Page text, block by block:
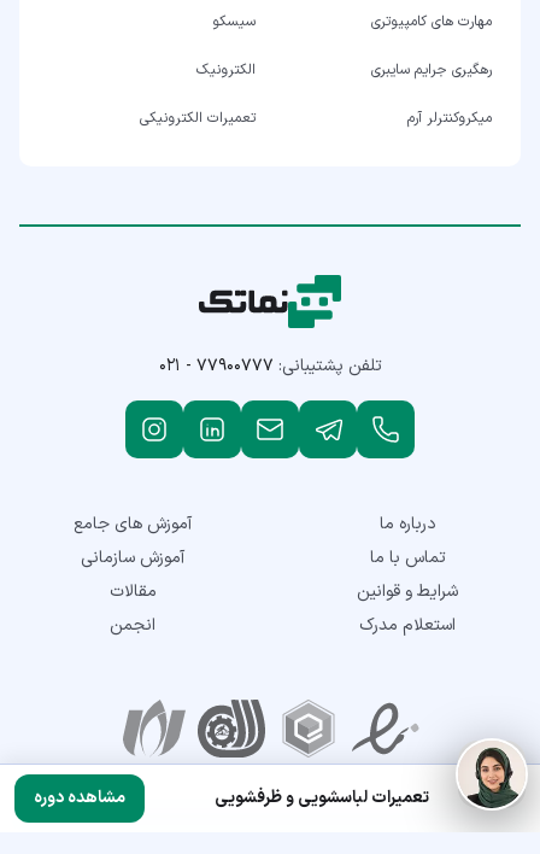
تعمیرات لباسشویی و ظرفشویی مشاهده دوره
مهارت های کامپیوتری سیسکو
رهگیری جرایم سایبری الکترونیک
میکروکنترلر آرم تعمیرات الکترونیکی
تلفن پشتیبانی: ۰۲۱ - ۷۷۹۰۰۷۷۷
درباره ما
تماس با ما
شرایط و قوانین
استعلام مدرک
آموزش های جامع
آموزش سازمانی
مقالات
انجمن
نمادهای اعتماد